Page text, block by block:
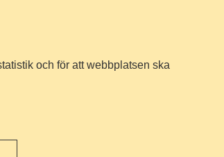
och för att webbplatsen ska